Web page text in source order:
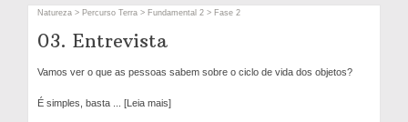
Natureza > Percurso Terra > Fundamental 2 > Fase 2
03. Entrevista
Vamos ver o que as pessoas sabem sobre o ciclo de vida dos objetos?
É simples, basta ... [Leia mais]